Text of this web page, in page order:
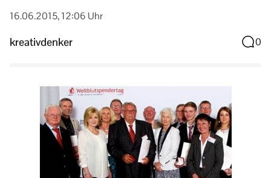
16.06.2015, 12:06 Uhr
kreativdenker 0